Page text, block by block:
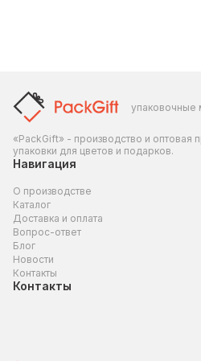
упаковочные
«PackGift» - производство и оптовая
упаковки для цветов и подарков.
Навигация
О производстве
Каталог
Доставка и оплата
Вопрос-ответ
Блог
Новости
Контакты
Контакты